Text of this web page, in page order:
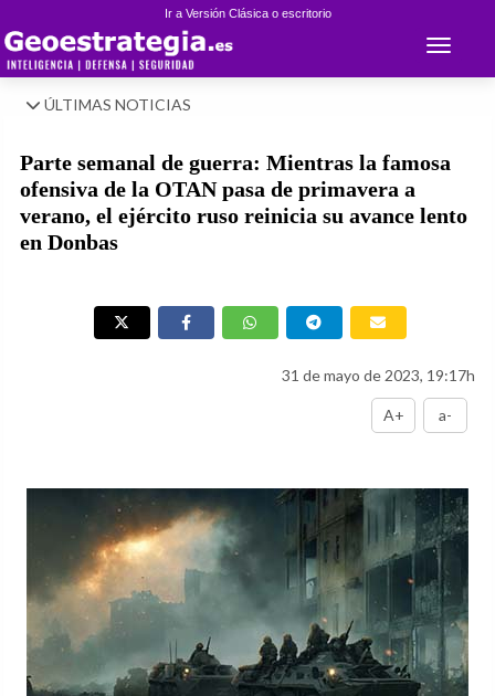
Ir a Versión Clásica o escritorio
Toggle
ÚLTIMAS NOTICIAS
Parte semanal de guerra: Mientras la famosa
ofensiva de la OTAN pasa de primavera a
verano, el ejército ruso reinicia su avance lento
en Donbas
31 de mayo de 2023, 19:17h
A+ a-